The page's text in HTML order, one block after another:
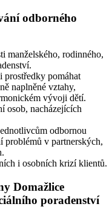
odborného
manželského, rodinného,
prostředky pomáhat
naplněné vztahy,
vývoji dětí.
osob, nacházejících
odbornou
problémů v partnerských,
i osobních krizí klientů.
Domažlice
poradenství